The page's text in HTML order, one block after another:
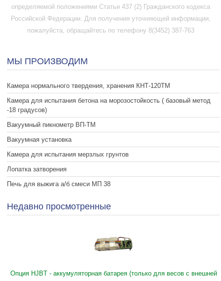
определяемой положениями Статьи 437 (2) Гражданского кодекса
Российской Федерации. Для получения уточняющей информации,
пожалуйста, обращайтесь по телефону 8(3452) 387-763
МЫ ПРОИЗВОДИМ
Камера нормального твердения, хранения КНТ-120ТМ
Камера для испытания бетона на морозостойкость ( базовый метод
-18 градусов)
Вакуумный пикнометр ВП-ТМ
Вакуумная установка
Камера для испытания мерзлых грунтов
Лопатка затворения
Печь для выжига а/б смеси МП 38
Недавно просмотренные
Опция HJBT - аккумуляторная батарея (только для весов с внешней